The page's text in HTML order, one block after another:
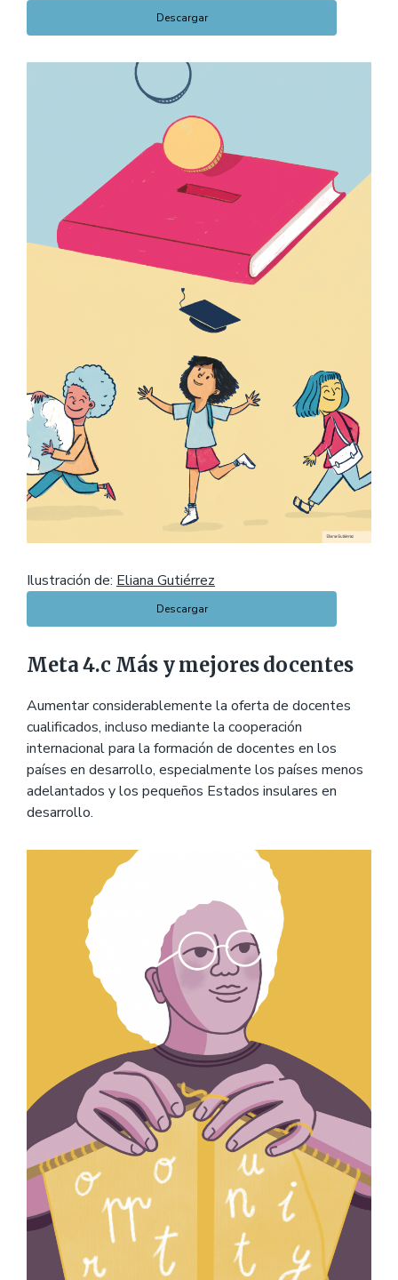
Descargar
Ilustración de: Eliana Gutiérrez
Descargar
Meta 4.c Más y mejores docentes
Aumentar considerablemente la oferta de docentes
cualificados, incluso mediante la cooperación
internacional para la formación de docentes en los
países en desarrollo, especialmente los países menos
adelantados y los pequeños Estados insulares en
desarrollo.